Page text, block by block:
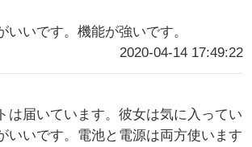
いいです。機能が強いです。
2020-04-14 17:49:22
は届いています。彼女は気に入ってい
いいです。電池と電源は両方使います